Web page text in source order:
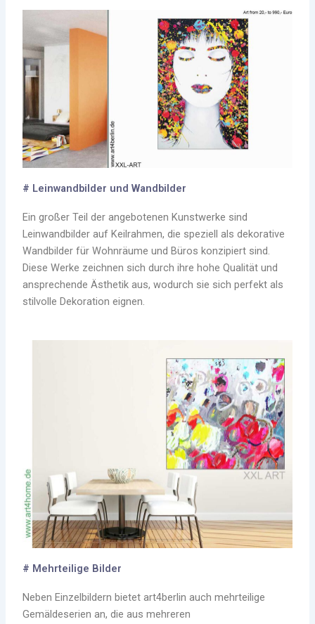
# Leinwandbilder und Wandbilder
Ein großer Teil der angebotenen Kunstwerke sind
Leinwandbilder auf Keilrahmen, die speziell als dekorative
Wandbilder für Wohnräume und Büros konzipiert sind.
Diese Werke zeichnen sich durch ihre hohe Qualität und
ansprechende Ästhetik aus, wodurch sie sich perfekt als
stilvolle Dekoration eignen.
# Mehrteilige Bilder
Neben Einzelbildern bietet art4berlin auch mehrteilige
Gemäldeserien an, die aus mehreren